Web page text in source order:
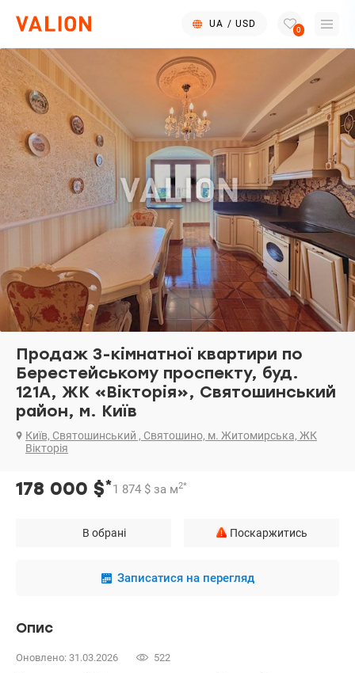
UA / USD
0
Продаж 3-кімнатної квартири по
Берестейському проспекту, буд.
121А, ЖК «Вікторія», Святошинський
район, м. Київ
Київ, Святошинський , Святошино, м. Житомирська, ЖК
Вікторія
178 000 $*1 874 $ за м2*
В обрані Поскаржитись
Записатися на перегляд
Опис
Оновлено: 31.03.2026 522